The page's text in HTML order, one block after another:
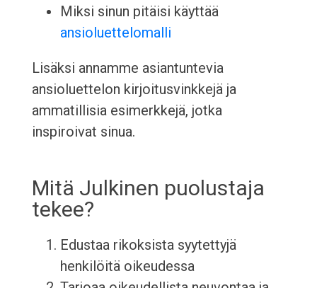
Miksi sinun pitäisi käyttää
ansioluettelomalli
Lisäksi annamme asiantuntevia
ansioluettelon kirjoitusvinkkejä ja
ammatillisia esimerkkejä, jotka
inspiroivat sinua.
Mitä Julkinen puolustaja
tekee?
Edustaa rikoksista syytettyjä
henkilöitä oikeudessa